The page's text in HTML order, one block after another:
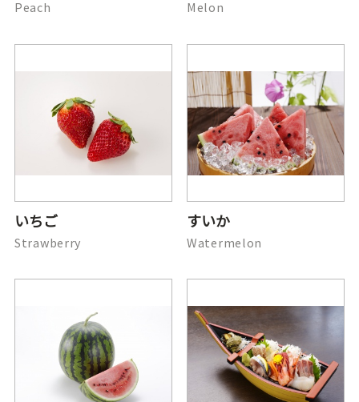
Peach Melon
いちご
Strawberry
すいか
Watermelon